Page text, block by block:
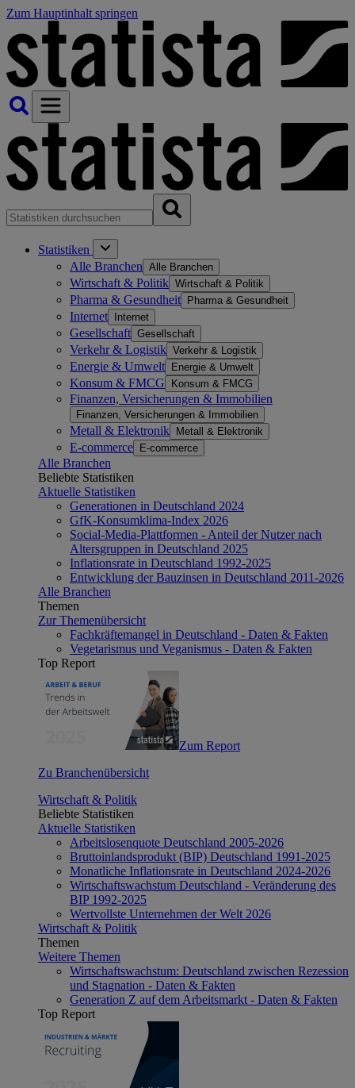
Zum Hauptinhalt springen
Statistiken
Alle Branchen Alle Branchen
Wirtschaft & Politik Wirtschaft & Politik
Pharma & Gesundheit Pharma & Gesundheit
Internet Internet
Gesellschaft Gesellschaft
Verkehr & Logistik Verkehr & Logistik
Energie & Umwelt Energie & Umwelt
Konsum & FMCG Konsum & FMCG
Finanzen, Versicherungen & Immobilien
Finanzen, Versicherungen & Immobilien
Metall & Elektronik Metall & Elektronik
E-commerce E-commerce
Alle Branchen
Beliebte Statistiken
Aktuelle Statistiken
Generationen in Deutschland 2024
GfK-Konsumklima-Index 2026
Social-Media-Plattformen - Anteil der Nutzer nach
Altersgruppen in Deutschland 2025
Inflationsrate in Deutschland 1992-2025
Entwicklung der Bauzinsen in Deutschland 2011-2026
Alle Branchen
Themen
Zur Themenübersicht
Fachkräftemangel in Deutschland - Daten & Fakten
Vegetarismus und Veganismus - Daten & Fakten
Top Report
Zum Report
Zu Branchenübersicht
Wirtschaft & Politik
Beliebte Statistiken
Aktuelle Statistiken
Arbeitslosenquote Deutschland 2005-2026
Bruttoinlandsprodukt (BIP) Deutschland 1991-2025
Monatliche Inflationsrate in Deutschland 2024-2026
Wirtschaftswachstum Deutschland - Veränderung des
BIP 1992-2025
Wertvollste Unternehmen der Welt 2026
Wirtschaft & Politik
Themen
Weitere Themen
Wirtschaftswachstum: Deutschland zwischen Rezession
und Stagnation - Daten & Fakten
Generation Z auf dem Arbeitsmarkt - Daten & Fakten
Top Report